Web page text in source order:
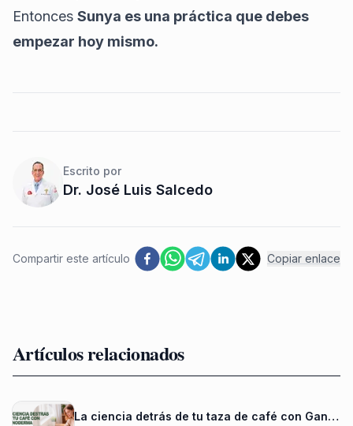
Entonces Sunya es una práctica que debes
empezar hoy mismo.
Escrito por
Dr. José Luis Salcedo
Compartir este artículo Copiar enlace
Artículos relacionados
La ciencia detrás de tu taza de café con Ganoderma